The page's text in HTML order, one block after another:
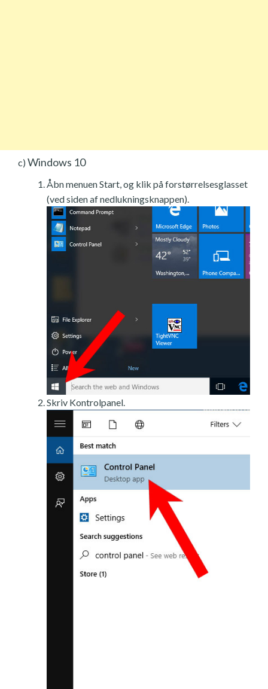
c) Windows 10
Åbn menuen Start, og klik på forstørrelsesglasset
(ved siden af nedlukningsknappen).
Skriv Kontrolpanel.